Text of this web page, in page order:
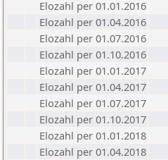
Elozahl per 01.01.2016
Elozahl per 01.04.2016
Elozahl per 01.07.2016
Elozahl per 01.10.2016
Elozahl per 01.01.2017
Elozahl per 01.04.2017
Elozahl per 01.07.2017
Elozahl per 01.10.2017
Elozahl per 01.01.2018
Elozahl per 01.04.2018